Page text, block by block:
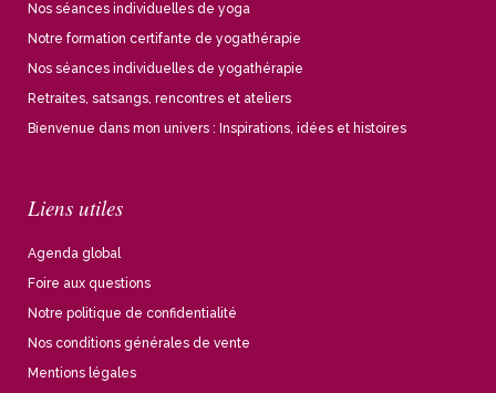
Nos séances individuelles de yoga
Notre formation certifante de yogathérapie
Nos séances individuelles de yogathérapie
Retraites, satsangs, rencontres et ateliers
Bienvenue dans mon univers : Inspirations, idées et histoires
Liens utiles
Agenda global
Foire aux questions
Notre politique de confidentialité
Nos conditions générales de vente
Mentions légales